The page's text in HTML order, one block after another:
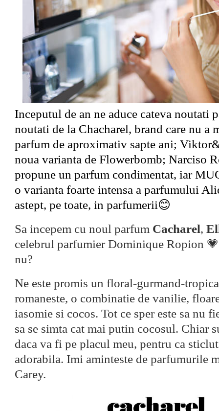
Inceputul de an ne aduce cateva noutati
noutati de la Chacharel, brand care nu a
parfum de aproximativ sapte ani;
noua varianta de Flowerbomb; Narciso
propune un parfum condimentat, iar
o varianta foarte intensa a parfumului
astept, pe toate, in parfumerii😊
Sa incepem cu noul parfum Cacharel,
celebrul parfumier Dominique Ropion
nu?
Ne este promis un floral-gurmand-
romaneste, o combinatie de vanilie,
iasomie si cocos. Tot ce sper este sa nu
sa se simta cat mai putin cocosul. Chiar
daca va fi pe placul meu, pentru ca
adorabila. Imi aminteste de parfumurile
Carey.